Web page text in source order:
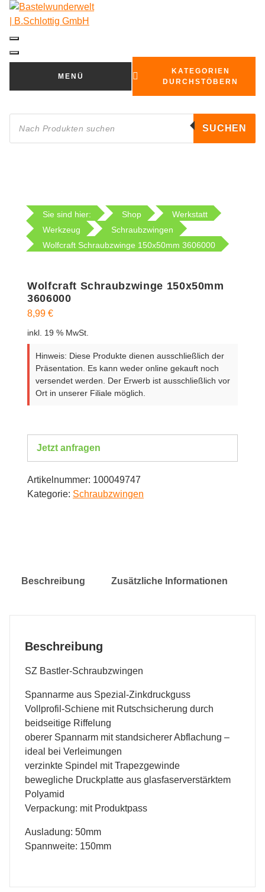
Zum
Inhalt
springen
MENÜ
KATEGORIEN
DURCHSTÖBERN
Products
search
SUCHEN
Sie sind hier: Shop
Werkstatt
Werkzeug
Schraubzwingen
Wolfcraft Schraubzwinge 150x50mm 3606000
Wolfcraft Schraubzwinge 150x50mm
3606000
8,99 €
inkl. 19 % MwSt.
Hinweis: Diese Produkte dienen ausschließlich der
Präsentation. Es kann weder online gekauft noch
versendet werden. Der Erwerb ist ausschließlich vor
Ort in unserer Filiale möglich.
Jetzt anfragen
Artikelnummer: 100049747
Kategorie: Schraubzwingen
Beschreibung Zusätzliche Informationen
Beschreibung
SZ Bastler-Schraubzwingen
Spannarme aus Spezial-Zinkdruckguss
Vollprofil-Schiene mit Rutschsicherung durch
beidseitige Riffelung
oberer Spannarm mit standsicherer Abflachung –
ideal bei Verleimungen
verzinkte Spindel mit Trapezgewinde
bewegliche Druckplatte aus glasfaserverstärktem
Polyamid
Verpackung: mit Produktpass
Ausladung: 50mm
Spannweite: 150mm